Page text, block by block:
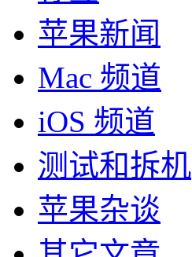
苹果新闻
Mac 频道
iOS 频道
测试和拆机
苹果杂谈